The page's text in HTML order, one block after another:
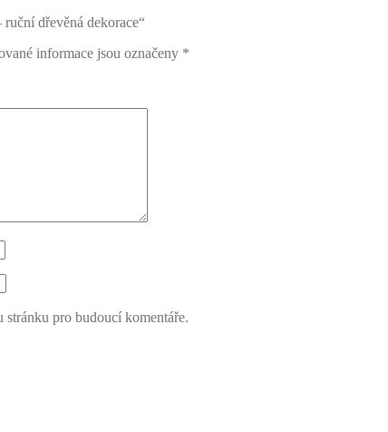
dřevěná dekorace“
informace jsou označeny *
pro budoucí komentáře.